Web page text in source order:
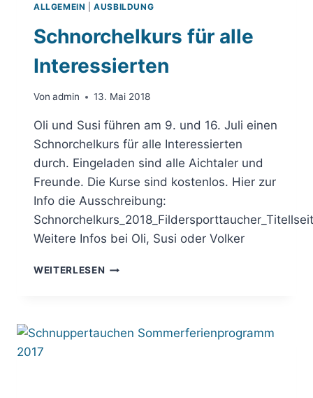
ALLGEMEIN |AUSBILDUNG
Schnorchelkurs für alle
Interessierten
Von admin 13. Mai 2018
Oli und Susi führen am 9. und 16. Juli einen
Schnorchelkurs für alle Interessierten
durch. Eingeladen sind alle Aichtaler und
Freunde. Die Kurse sind kostenlos. Hier zur
Info die Ausschreibung:
Weitere Infos bei Oli, Susi oder Volker
WEITERLESEN SCHNORCHELKURS